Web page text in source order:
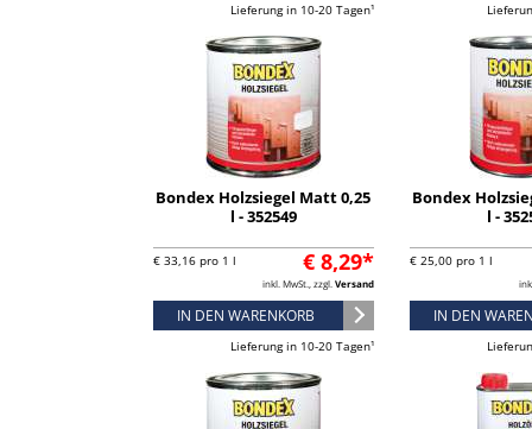
Lieferung in 10-20 Tagen¹
Bondex Holzsiegel Matt 0,25
l - 352549
€ 8,29*
€ 33,16 pro 1 l
inkl. MwSt., zzgl. Versand
IN DEN WARENKORB
Lieferung in 10-20 Tagen¹
Bondex
l -
€ 25,00 pro 1 l
IN DEN